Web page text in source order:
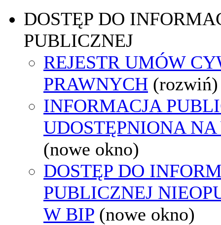
DOSTĘP DO
PUBLICZNEJ
REJESTR UMÓW
PRAWNYCH (rozwiń)
INFORMACJA
UDOSTĘPNIONA
(nowe okno)
DOSTĘP DO
PUBLICZNEJ
W BIP (nowe okno)